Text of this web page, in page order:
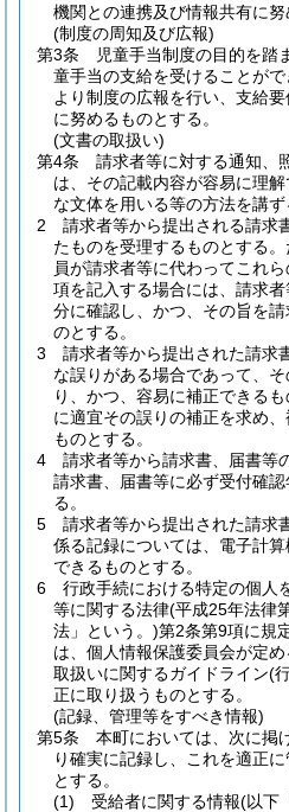
機関との連携及び情報共有に努
(制度の周知及び広報)
第3条
児童手当制度の目的を踏
童手当の支給を受けることが
より制度の広報を行い、支給
に努めるものとする。
(文書の取扱い)
第4条
請求者等に対する通知、
は、その記載内容が容易に理
な文体を用いる等の方法を講ず
2
請求者等から提出される請求
たものを受理するものとする。
員が請求者等に代わってこれ
項を記入する場合には、請求
分に確認し、かつ、その旨を
のとする。
3
請求者等から提出された請求
な誤りがある場合であって、
り、かつ、容易に補正できる
に適宜その誤りの補正を求め
ものとする。
4
請求者等から請求書、届書等
請求書、届書等に必ず受付確
る。
5
請求者等から提出された請求
係る記録については、電子計
できるものとする。
6
行政手続における特定の個人
等に関する法律(平成25年法律
法」という。)第2条第9項に規
は、個人情報保護委員会が定
取扱いに関するガイドライン(
正に取り扱うものとする。
(記録、管理等をすべき情報)
第5条
本町においては、次に掲
り確実に記録し、これを適正
とする。
(1)
受給者に関する情報(以下